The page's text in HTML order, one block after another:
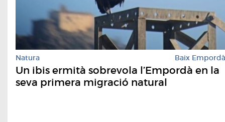
Natura Baix Empordà
Un ibis ermità sobrevola l’Empordà en la
seva primera migració natural